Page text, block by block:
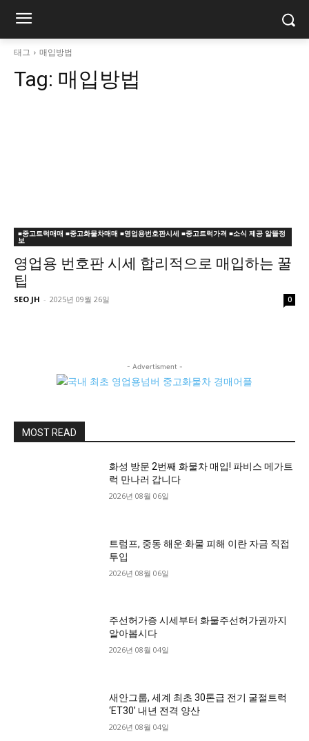
태그 매입방법
Tag: 매입방법
■중고트럭매매 ■중고화물차매매 ■영업용번호판시세 ■중고트럭가격 ■소식 제공 알뜰정
보
영업용 번호판 시세 합리적으로 매입하는 꿀
팁
SEO JH - 2025년 09월 26일 0
- Advertisment -
MOST READ
화성 방문 2번째 화물차 매입! 파비스 메가트
럭 만나러 갑니다
2026년 08월 06일
트럼프, 중동 해운·화물 피해 이란 자금 직접
투입
2026년 08월 06일
주선허가증 시세부터 화물주선허가권까지
알아봅시다
2026년 08월 04일
새안그룹, 세계 최초 30톤급 전기 굴절트럭
‘ET30’ 내년 전격 양산
2026년 08월 04일